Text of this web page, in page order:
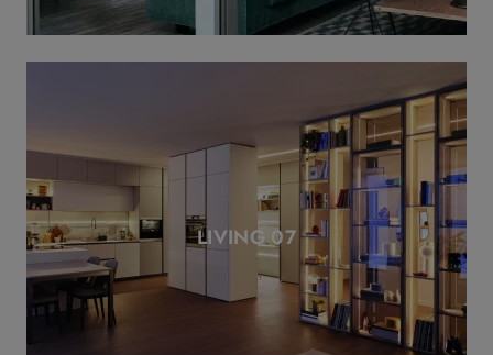
LIVING 07